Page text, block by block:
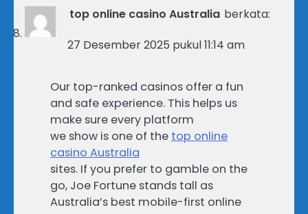
top online casino Australia berkata:
27 Desember 2025 pukul 11:14 am
Our top-ranked casinos offer a fun
and safe experience. This helps us
make sure every platform
we show is one of the top online
casino Australia
sites. If you prefer to gamble on the
go, Joe Fortune stands tall as
Australia’s best mobile-first online